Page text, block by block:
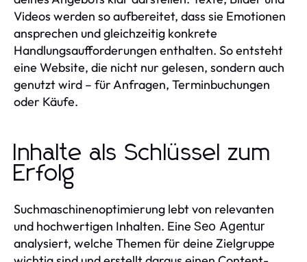
Videos werden so aufbereitet, dass sie Emotionen
ansprechen und gleichzeitig konkrete
Handlungsaufforderungen enthalten. So entsteht
eine Website, die nicht nur gelesen, sondern auch
genutzt wird – für Anfragen, Terminbuchungen
oder Käufe.
Inhalte als Schlüssel zum
Erfolg
Suchmaschinenoptimierung lebt von relevanten
und hochwertigen Inhalten. Eine Seo Agentur
analysiert, welche Themen für deine Zielgruppe